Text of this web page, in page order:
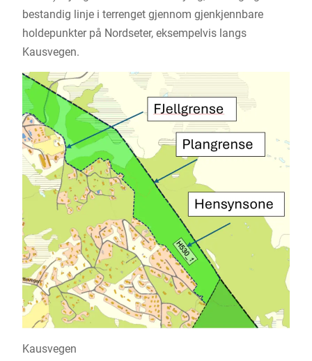
bestandig linje i terrenget gjennom gjenkjennbare
holdepunkter på Nordseter, eksempelvis langs
Kausvegen.
Kausvegen